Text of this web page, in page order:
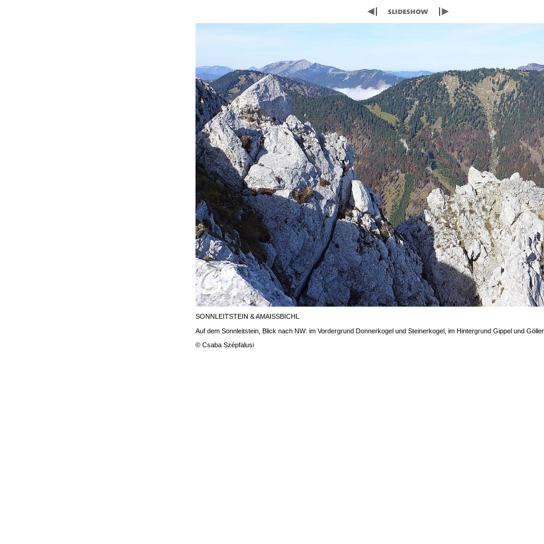
SONNLEITSTEIN & AMAISSBICHL
Auf dem Sonnleitstein, Blick nach NW: im Vordergrund Donnerkogel und Steinerkogel, im Hintergrund Gippel und
© Csaba Szépfalusi